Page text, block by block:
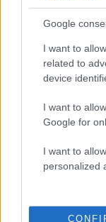
Google
I want to
related to
device
I want to
Google for
I want to
personalized
06.08.2026